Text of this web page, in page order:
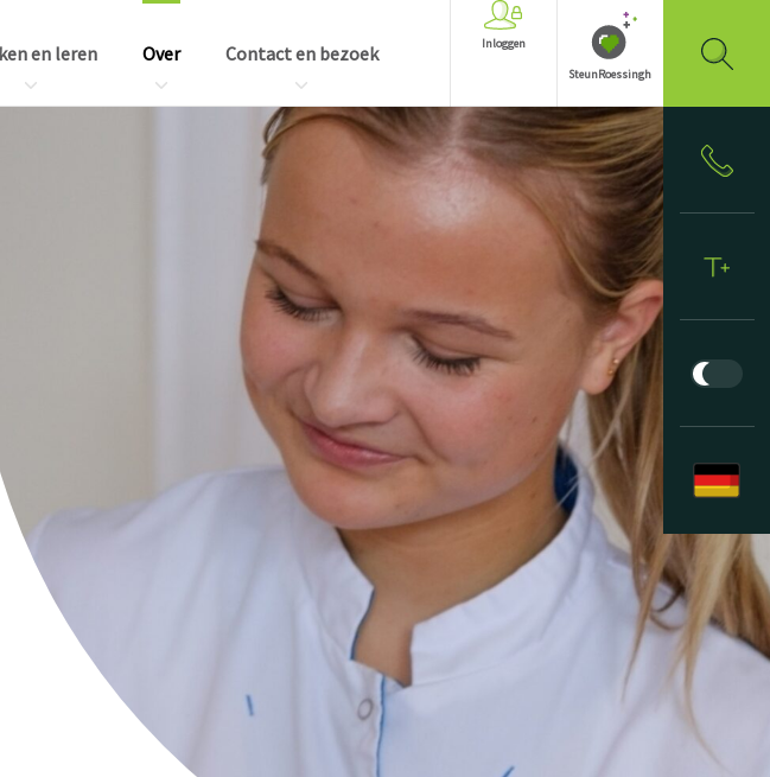
en leren Over Contact en bezoek
Inloggen
SteunRoessingh